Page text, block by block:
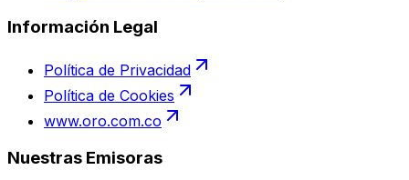
Información Legal
Política de Privacidad
Política de Cookies
www.oro.com.co
Nuestras Emisoras